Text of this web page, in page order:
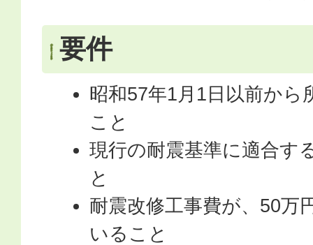
要件
昭和57年1月1日以前から
こと
現行の耐震基準に適合す
と
耐震改修工事費が、50万
いること